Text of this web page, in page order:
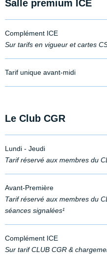
Salle premium ICE
Complément ICE
Sur tarifs en vigueur et cartes
Tarif unique avant-midi
Le Club CGR
Lundi - Jeudi
Tarif réservé aux membres du
Avant-Première
Tarif réservé aux membres du
séances signalées¹
Complément ICE
Sur tarif CLUB CGR &